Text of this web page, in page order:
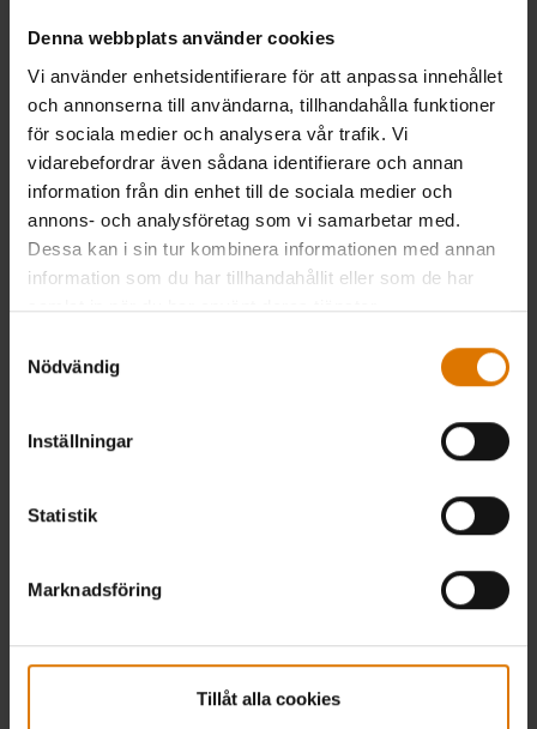
Denna webbplats använder cookies
Vi använder enhetsidentifierare för att anpassa innehållet
och annonserna till användarna, tillhandahålla funktioner
för sociala medier och analysera vår trafik. Vi
vidarebefordrar även sådana identifierare och annan
information från din enhet till de sociala medier och
annons- och analysföretag som vi samarbetar med.
Dessa kan i sin tur kombinera informationen med annan
information som du har tillhandahållit eller som de har
samlat in när du har använt deras tjänster.
Nödvändig
Inställningar
Statistik
Marknadsföring
Tillåt alla cookies